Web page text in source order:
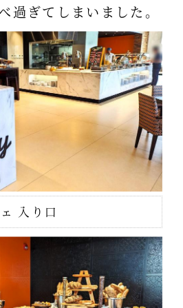
過ぎてしまいました。
入り口